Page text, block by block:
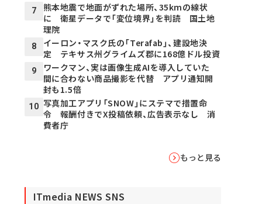
7
熊本地震で地面がずれた場所、35kmの線状
に 衛星データで「変位境界」を判読 国土地
理院
8
イーロン・マスク氏の「Terafab」、建設地決
定 テキサス州グライムズ郡に168億ドル投資
9
ワークマン、実は画像生成AIを導入していた
間に合わない商品撮影を代替 アプリ通知開
封も1.5倍
10 写真加工アプリ「SNOW」にステマで措置命
令 報酬付きでX投稿依頼、広告表示なし 消
費者庁
もっと見る
ITmedia NEWS SNS